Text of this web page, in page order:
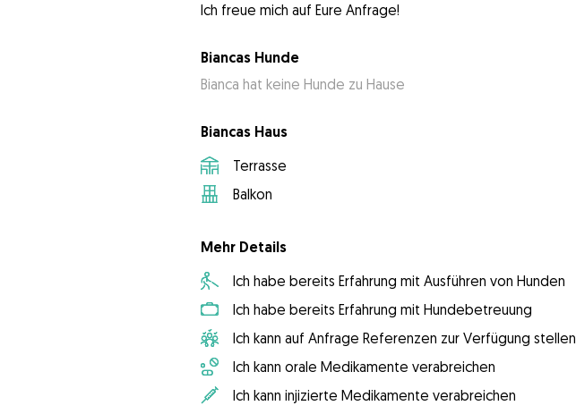
Ich freue mich auf Eure Anfrage!
Biancas Hunde
Bianca hat keine Hunde zu Hause
Biancas Haus
Terrasse
Balkon
Mehr Details
Ich habe bereits Erfahrung mit Ausführen von Hunden
Ich habe bereits Erfahrung mit Hundebetreuung
Ich kann auf Anfrage Referenzen zur Verfügung stellen
Ich kann orale Medikamente verabreichen
Ich kann injizierte Medikamente verabreichen